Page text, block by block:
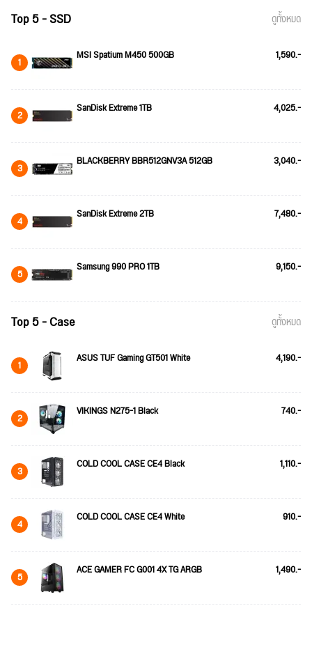
Top 5 - SSD ดูทั้งหมด
1 MSI Spatium M450 500GB 1,590.-
2 SanDisk Extreme 1TB 4,025.-
3 BLACKBERRY BBR512GNV3A 512GB 3,040.-
4 SanDisk Extreme 2TB 7,480.-
5 Samsung 990 PRO 1TB 9,150.-
Top 5 - Case ดูทั้งหมด
1 ASUS TUF Gaming GT501 White 4,190.-
2 VIKINGS N275-1 Black 740.-
3 COLD COOL CASE CE4 Black 1,110.-
4 COLD COOL CASE CE4 White 910.-
5 ACE GAMER FC G001 4X TG ARGB 1,490.-